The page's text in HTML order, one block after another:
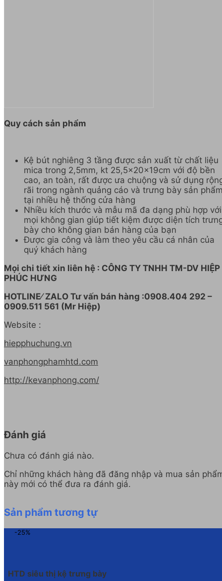
Quy cách sản phẩm
Kệ bút nghiêng 3 tầng được sản xuất từ chất liệu
mica trong 2,5mm, kt 25,5x20x19cm với độ bền
cao, an toàn, rất được ưa chuộng và sử dụng
rãi trong ngành quảng cáo và trưng bày sản
tại nhiều hệ thống cửa hàng
Nhiều kích thước và mẫu mã đa dạng phù hợp với
mọi không gian giúp tiết kiệm được diện tích
bày cho không gian bán hàng của bạn
Được gia công và làm theo yêu cầu cá nhân của
quý khách hàng
Mọi chi tiết xin liên hệ : CÔNG TY TNHH TM-DV HIỆP
PHÚC HƯNG
HOTLINE⁄ ZALO Tư vấn bán hàng :0908.404 292 –
0909.511 561 (Mr Hiệp)
Website :
hiepphuchung.vn
vanphongphamhtd.com
http://kevanphong.com/
Đánh giá
Chưa có đánh giá nào.
Chỉ những khách hàng đã đăng nhập và mua sản
này mới có thể đưa ra đánh giá.
Sản phẩm tương tự
-25%
HTD siêu thị kệ trưng bày